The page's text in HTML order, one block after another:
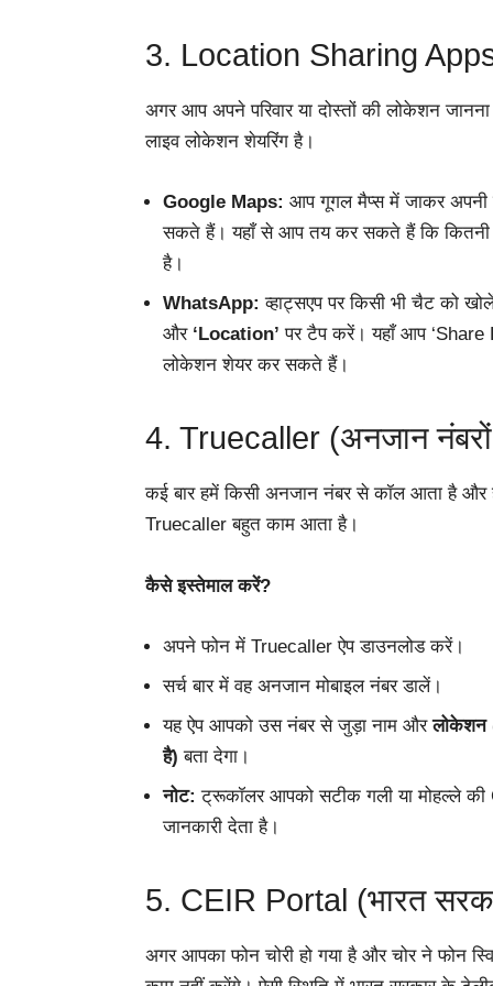
3. Location Sharing
अगर आप अपने परिवार या दोस्तों की लोकेशन
लाइव लोकेशन शेयरिंग है।
Google Maps: आप गूगल मैप्स में जाकर अपनी
सकते हैं। यहाँ से आप तय कर सकते हैं कि
है।
WhatsApp: व्हाट्सएप पर किसी भी चैट को
और ‘Location’ पर टैप करें। यहाँ आप
लोकेशन शेयर कर सकते हैं।
4. Truecaller (अनजान
कई बार हमें किसी अनजान नंबर से कॉल आता है और
Truecaller बहुत काम आता है।
कैसे इस्तेमाल करें?
अपने फोन में Truecaller ऐप डाउनलोड करें।
सर्च बार में वह अनजान मोबाइल नंबर डालें।
यह ऐप आपको उस नंबर से जुड़ा नाम औरलोकेशन
है) बता देगा।
नोट: ट्रूकॉलर आपको सटीक गली या मोहल्ले की
जानकारी देता है।
5. CEIR Portal (भारत
अगर आपका फोन चोरी हो गया है और चोर ने फोन